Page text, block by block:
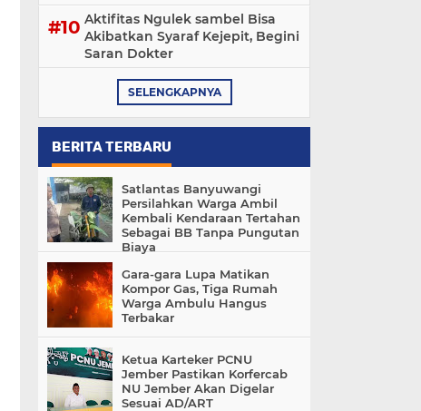
Aktifitas Ngulek sambel Bisa
Akibatkan Syaraf Kejepit, Begini
Saran Dokter
SELENGKAPNYA
BERITA TERBARU
Satlantas Banyuwangi
Persilahkan Warga Ambil
Kembali Kendaraan Tertahan
Sebagai BB Tanpa Pungutan
Biaya
Gara-gara Lupa Matikan
Kompor Gas, Tiga Rumah
Warga Ambulu Hangus
Terbakar
Ketua Karteker PCNU
Jember Pastikan Korfercab
NU Jember Akan Digelar
Sesuai AD/ART